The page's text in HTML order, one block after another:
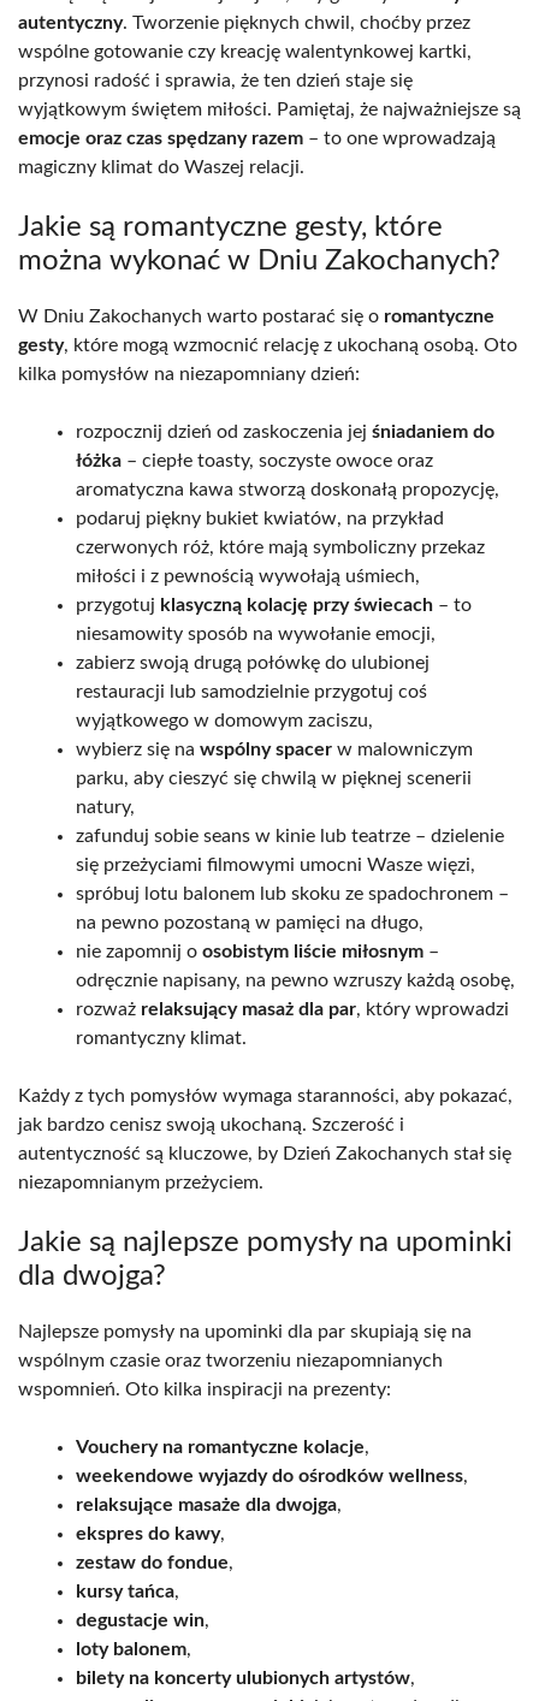
autentyczny. Tworzenie pięknych chwil, choćby przez
wspólne gotowanie czy kreację walentynkowej kartki,
przynosi radość i sprawia, że ten dzień staje się
wyjątkowym świętem miłości. Pamiętaj, że najważniejsze są
emocje oraz czas spędzany razem – to one wprowadzają
magiczny klimat do Waszej relacji.
Jakie są romantyczne gesty, które
można wykonać w Dniu Zakochanych?
W Dniu Zakochanych warto postarać się o romantyczne
gesty, które mogą wzmocnić relację z ukochaną osobą. Oto
kilka pomysłów na niezapomniany dzień:
rozpocznij dzień od zaskoczenia jej śniadaniem do
łóżka – ciepłe toasty, soczyste owoce oraz
aromatyczna kawa stworzą doskonałą propozycję,
podaruj piękny bukiet kwiatów, na przykład
czerwonych róż, które mają symboliczny przekaz
miłości i z pewnością wywołają uśmiech,
przygotuj klasyczną kolację przy świecach – to
niesamowity sposób na wywołanie emocji,
zabierz swoją drugą połówkę do ulubionej
restauracji lub samodzielnie przygotuj coś
wyjątkowego w domowym zaciszu,
wybierz się na wspólny spacer w malowniczym
parku, aby cieszyć się chwilą w pięknej scenerii
natury,
zafunduj sobie seans w kinie lub teatrze – dzielenie
się przeżyciami filmowymi umocni Wasze więzi,
spróbuj lotu balonem lub skoku ze spadochronem –
na pewno pozostaną w pamięci na długo,
nie zapomnij o osobistym liście miłosnym –
odręcznie napisany, na pewno wzruszy każdą osobę,
rozważ relaksujący masaż dla par, który wprowadzi
romantyczny klimat.
Każdy z tych pomysłów wymaga staranności, aby pokazać,
jak bardzo cenisz swoją ukochaną. Szczerość i
autentyczność są kluczowe, by Dzień Zakochanych stał się
niezapomnianym przeżyciem.
Jakie są najlepsze pomysły na upominki
dla dwojga?
Najlepsze pomysły na upominki dla par skupiają się na
wspólnym czasie oraz tworzeniu niezapomnianych
wspomnień. Oto kilka inspiracji na prezenty:
Vouchery na romantyczne kolacje,
weekendowe wyjazdy do ośrodków wellness,
relaksujące masaże dla dwojga,
ekspres do kawy,
zestaw do fondue,
kursy tańca,
degustacje win,
loty balonem,
bilety na koncerty ulubionych artystów,